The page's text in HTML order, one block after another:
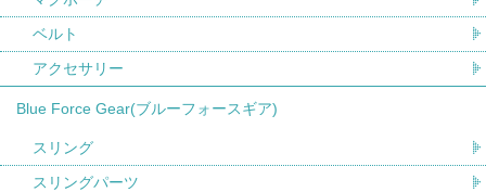
ベルト
アクセサリー
Blue Force Gear(ブルーフォースギア)
スリング
スリングパーツ